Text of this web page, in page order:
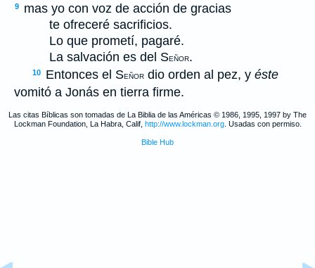
9
mas yo con voz de acción de gracias
te ofreceré sacrificios.
Lo que prometí, pagaré.
La salvación es del SEÑOR.
10 Entonces el SEÑOR dio orden al pez, y éste
vomitó a Jonás en tierra firme.
Las citas Bíblicas son tomadas de La Biblia de las Américas © 1986, 1995, 1997 by The
Lockman Foundation, La Habra, Calif, http://www.lockman.org. Usadas con permiso.
Bible Hub